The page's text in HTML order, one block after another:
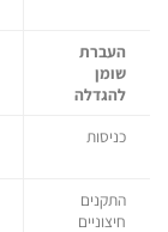
העברת
שומן
להגדלה
כניסות
התקנים
חיצוניים